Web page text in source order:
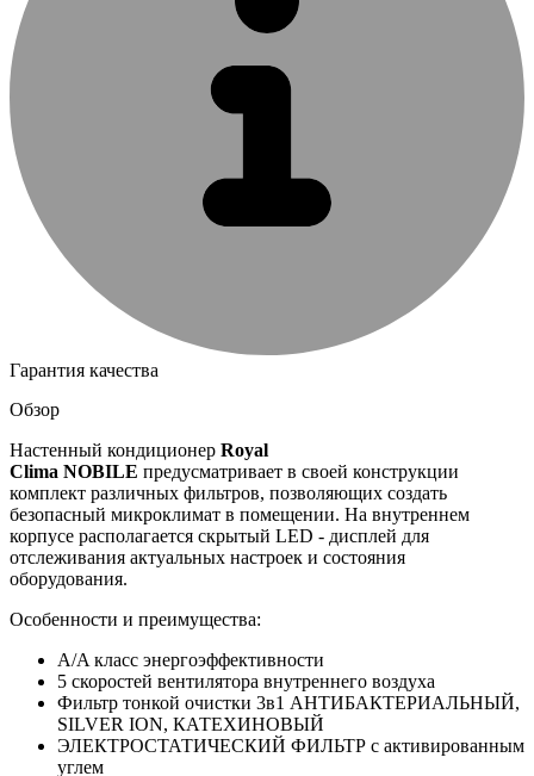
Гарантия качества
Обзор
Настенный кондиционер Royal
Clima NOBILE предусматривает в своей конструкции
комплект различных фильтров, позволяющих создать
безопасный микроклимат в помещении. На внутреннем
корпусе располагается скрытый LED - дисплей для
отслеживания актуальных настроек и состояния
оборудования.
Особенности и преимущества:
A/A класс энергоэффективности
5 скоростей вентилятора внутреннего воздуха
Фильтр тонкой очистки 3в1 АНТИБАКТЕРИАЛЬНЫЙ,
SILVER ION, КАТЕХИНОВЫЙ
ЭЛЕКТРОСТАТИЧЕСКИЙ ФИЛЬТР с активированным
углем